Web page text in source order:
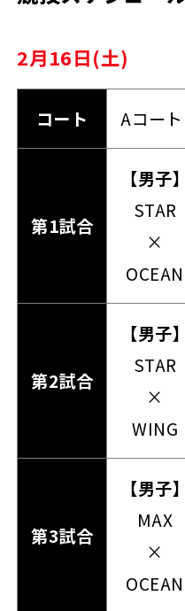
2月16日(土)
コート Aコート
第1試合
【男子】
STAR
×
OCEAN
第2試合
【男子】
STAR
×
WING
第3試合
【男子】
MAX
×
OCEAN